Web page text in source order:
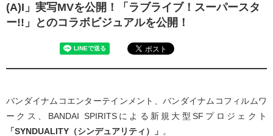
(A)I」実写MVを公開！「ラブライブ！スーパースタ
ー!!」とのコラボビジュアルを公開！
バンダイナムコエンターテインメント、バンダイナムコフィルムワ
ークス、BANDAI SPIRITSによる新規大型SFプロジェクト
「SYNDUALITY（シンデュアリティ）」 。